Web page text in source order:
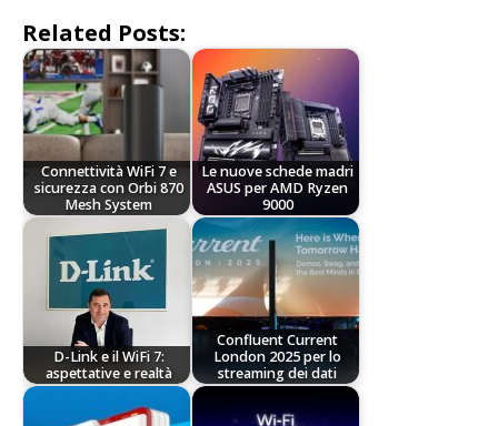
Related Posts:
Connettività WiFi 7 e
sicurezza con Orbi 870
Mesh System
Le nuove schede madri
ASUS per AMD Ryzen
9000
D-Link e il WiFi 7:
aspettative e realtà
Confluent Current
London 2025 per lo
streaming dei dati